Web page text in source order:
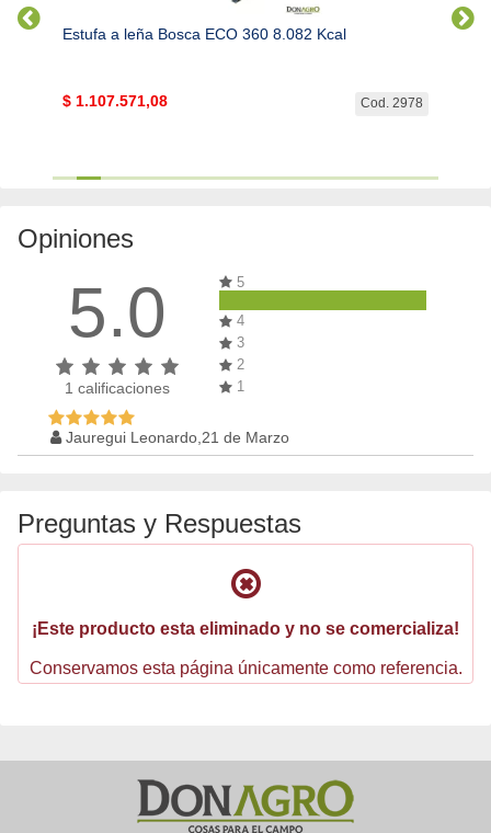
Estufa a leña Bosca ECO 360 8.082 Kcal
Cod. 2978
$ 1.107.571,08
Opiniones
5.0
1 calificaciones
5
4
3
2
1
Jauregui Leonardo,21 de Marzo
Preguntas y Respuestas
¡Este producto esta eliminado y no se comercializa!
Conservamos esta página únicamente como referencia.